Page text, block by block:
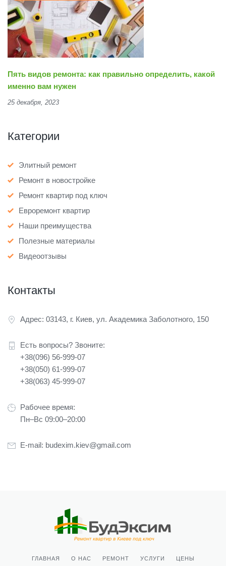
Пять видов ремонта: как правильно определить, какой
именно вам нужен
25 декабря, 2023
Категории
Элитный ремонт
Ремонт в новостройке
Ремонт квартир под ключ
Евроремонт квартир
Наши преимущества
Полезные материалы
Видеоотзывы
Контакты
Адрес: 03143, г. Киев, ул. Академика Заболотного, 150
Есть вопросы? Звоните:
+38(096) 56-999-07
+38(050) 61-999-07
+38(063) 45-999-07
Рабочее время:
Пн–Вс 09:00–20:00
E-mail: budexim.kiev@gmail.com
ГЛАВНАЯ О НАС РЕМОНТ УСЛУГИ ЦЕНЫ